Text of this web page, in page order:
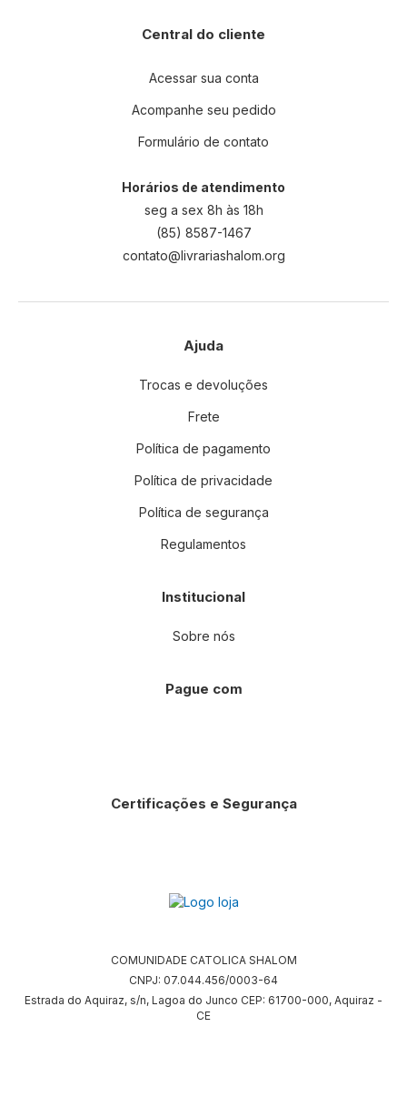
Central do cliente
Acessar sua conta
Acompanhe seu pedido
Formulário de contato
Horários de atendimento
seg a sex 8h às 18h
(85) 8587-1467
contato@livrariashalom.org
Ajuda
Trocas e devoluções
Frete
Política de pagamento
Política de privacidade
Política de segurança
Regulamentos
Institucional
Sobre nós
Pague com
Certificações e Segurança
COMUNIDADE CATOLICA SHALOM
CNPJ: 07.044.456/0003-64
Estrada do Aquiraz, s/n, Lagoa do Junco CEP: 61700-000, Aquiraz -
CE